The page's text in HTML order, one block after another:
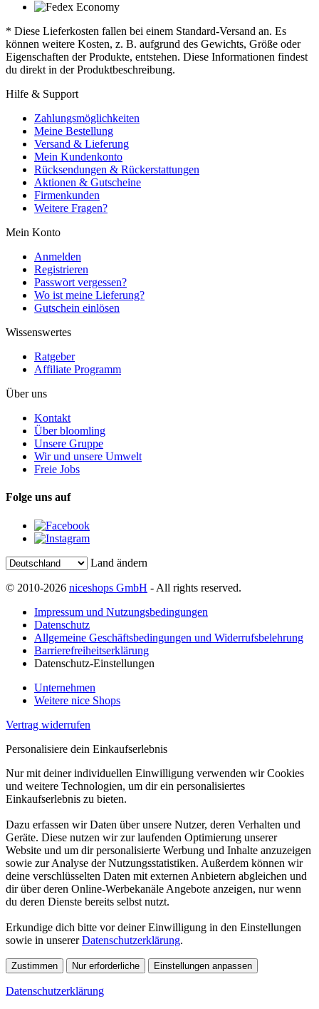
* Diese Lieferkosten fallen bei einem Standard-Versand an. Es
können weitere Kosten, z. B. aufgrund des Gewichts, Größe oder
Eigenschaften der Produkte, entstehen. Diese Informationen findest
du direkt in der Produktbeschreibung.
Hilfe & Support
Zahlungsmöglichkeiten
Meine Bestellung
Versand & Lieferung
Mein Kundenkonto
Rücksendungen & Rückerstattungen
Aktionen & Gutscheine
Firmenkunden
Weitere Fragen?
Mein Konto
Anmelden
Registrieren
Passwort vergessen?
Wo ist meine Lieferung?
Gutschein einlösen
Wissenswertes
Ratgeber
Affiliate Programm
Über uns
Kontakt
Über bloomling
Unsere Gruppe
Wir und unsere Umwelt
Freie Jobs
Folge uns auf
Land ändern
© 2010-2026 niceshops GmbH - All rights reserved.
Impressum und Nutzungsbedingungen
Datenschutz
Allgemeine Geschäftsbedingungen und Widerrufsbelehrung
Barrierefreiheitserklärung
Datenschutz-Einstellungen
Unternehmen
Weitere nice Shops
Vertrag widerrufen
Personalisiere dein Einkaufserlebnis
Nur mit deiner individuellen Einwilligung verwenden wir Cookies
und weitere Technologien, um dir ein personalisiertes
Einkaufserlebnis zu bieten.
Dazu erfassen wir Daten über unsere Nutzer, deren Verhalten und
Geräte. Diese nutzen wir zur laufenden Optimierung unserer
Website und um dir personalisierte Werbung und Inhalte anzuzeigen
sowie zur Analyse der Nutzungsstatistiken. Außerdem können wir
deine verschlüsselten Daten mit externen Anbietern abgleichen und
dir über deren Online-Werbekanäle Angebote anzeigen, nur wenn
du deren Dienste bereits selbst nutzt.
Erkundige dich bitte vor deiner Einwilligung in den Einstellungen
sowie in unsererDatenschutzerklärung.
Zustimmen Nur erforderliche Einstellungen anpassen
Datenschutzerklärung